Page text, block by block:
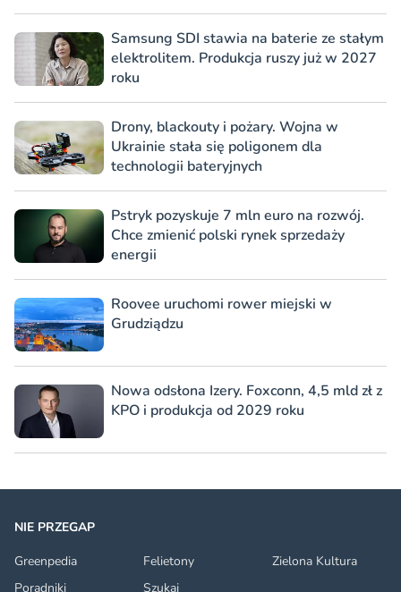
Samsung SDI stawia na baterie ze stałym
elektrolitem. Produkcja ruszy już w 2027
roku
Drony, blackouty i pożary. Wojna w
Ukrainie stała się poligonem dla
technologii bateryjnych
Pstryk pozyskuje 7 mln euro na rozwój.
Chce zmienić polski rynek sprzedaży
energii
Roovee uruchomi rower miejski w
Grudziądzu
Nowa odsłona Izery. Foxconn, 4,5 mld zł z
KPO i produkcja od 2029 roku
NIE PRZEGAP
Greenpedia
Felietony
Zielona Kultura
Poradniki
Szukaj